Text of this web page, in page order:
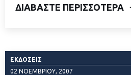
ΔΙΑΒΑΣΤΕ ΠΕΡΙΣΣΟΤΕΡΑ
ΕΚΔΌΣΕΙΣ
02 ΝΟΕΜΒΡΊΟΥ, 2007